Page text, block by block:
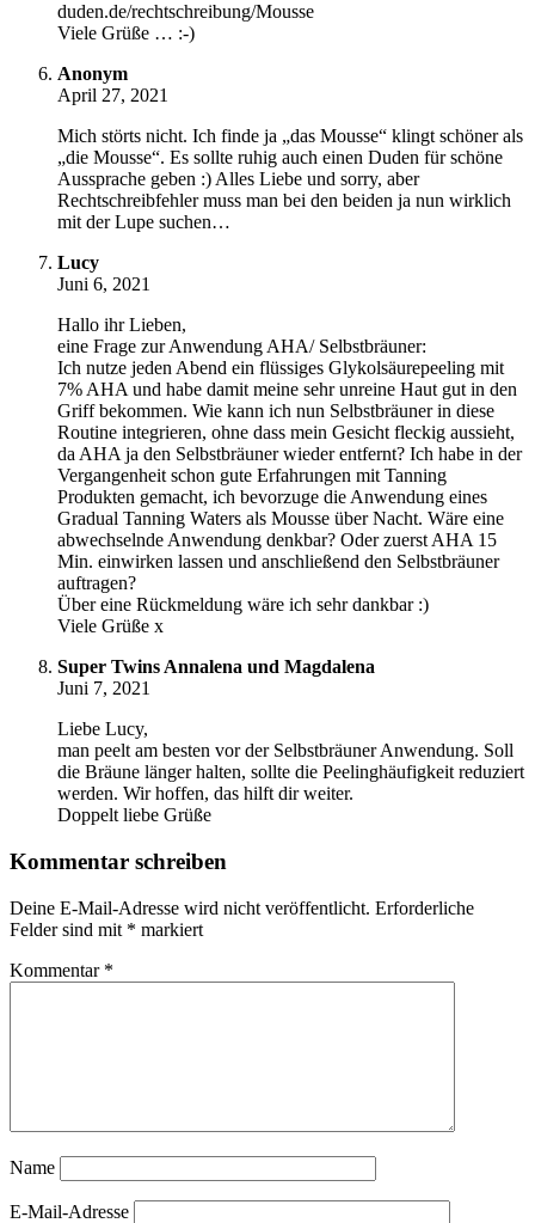
duden.de/rechtschreibung/Mousse
Viele Grüße … :-)
Anonym
April 27, 2021
Mich störts nicht. Ich finde ja „das Mousse“ klingt schöner als
„die Mousse“. Es sollte ruhig auch einen Duden für schöne
Aussprache geben :) Alles Liebe und sorry, aber
Rechtschreibfehler muss man bei den beiden ja nun wirklich
mit der Lupe suchen…
Lucy
Juni 6, 2021
Hallo ihr Lieben,
eine Frage zur Anwendung AHA/ Selbstbräuner:
Ich nutze jeden Abend ein flüssiges Glykolsäurepeeling mit
7% AHA und habe damit meine sehr unreine Haut gut in den
Griff bekommen. Wie kann ich nun Selbstbräuner in diese
Routine integrieren, ohne dass mein Gesicht fleckig aussieht,
da AHA ja den Selbstbräuner wieder entfernt? Ich habe in der
Vergangenheit schon gute Erfahrungen mit Tanning
Produkten gemacht, ich bevorzuge die Anwendung eines
Gradual Tanning Waters als Mousse über Nacht. Wäre eine
abwechselnde Anwendung denkbar? Oder zuerst AHA 15
Min. einwirken lassen und anschließend den Selbstbräuner
auftragen?
Über eine Rückmeldung wäre ich sehr dankbar :)
Viele Grüße x
Super Twins Annalena und Magdalena
Juni 7, 2021
Liebe Lucy,
man peelt am besten vor der Selbstbräuner Anwendung. Soll
die Bräune länger halten, sollte die Peelinghäufigkeit reduziert
werden. Wir hoffen, das hilft dir weiter.
Doppelt liebe Grüße
Kommentar schreiben
Deine E-Mail-Adresse wird nicht veröffentlicht. Erforderliche
Felder sind mit * markiert
Kommentar *
Name
E-Mail-Adresse